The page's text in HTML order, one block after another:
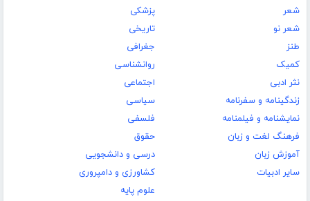
شعر
شعر نو
طنز
کمیک
نثر ادبی
زندگینامه و سفرنامه
نمایشنامه و فیلمنامه
فرهنگ لغت و زبان
آموزش زبان
سایر ادبیات
پزشکی
تاریخی
جغرافی
روانشناسی
اجتماعی
سیاسی
فلسفی
حقوق
درسی و دانشجویی
کشاورزی و دامپروری
علوم پایه